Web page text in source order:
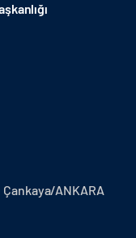
Çankaya/ANKARA